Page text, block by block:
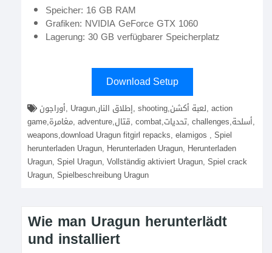
Speicher: 16 GB RAM
Grafiken: NVIDIA GeForce GTX 1060
Lagerung: 30 GB verfügbarer Speicherplatz
Download Setup
game,مغامرة, adventure,قتال, combat,تحديات, challenges,أسلحة,
weapons,download Uragun fitgirl repacks, elamigos , Spiel
herunterladen Uragun, Herunterladen Uragun, Herunterladen
Uragun, Spiel Uragun, Vollständig aktiviert Uragun, Spiel crack
Uragun, Spielbeschreibung Uragun
Wie man Uragun herunterlädt
und installiert